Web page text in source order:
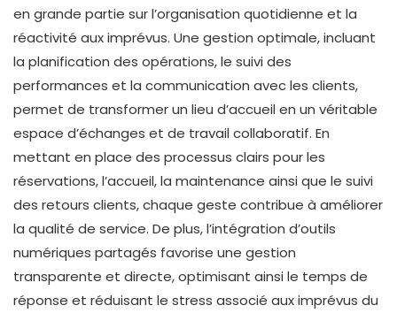
en grande partie sur l’organisation quotidienne et la
réactivité aux imprévus. Une gestion optimale, incluant
la planification des opérations, le suivi des
performances et la communication avec les clients,
permet de transformer un lieu d’accueil en un véritable
espace d’échanges et de travail collaboratif. En
mettant en place des processus clairs pour les
réservations, l’accueil, la maintenance ainsi que le suivi
des retours clients, chaque geste contribue à améliorer
la qualité de service. De plus, l’intégration d’outils
numériques partagés favorise une gestion
transparente et directe, optimisant ainsi le temps de
réponse et réduisant le stress associé aux imprévus du